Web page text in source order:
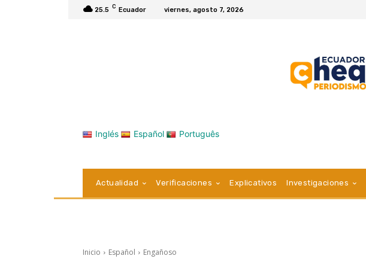
25.5 C Ecuador viernes, agosto 7, 2026
Inglés Español Português
Actualidad Verificaciones Explicativos Investigaciones
Inicio Español Engañoso